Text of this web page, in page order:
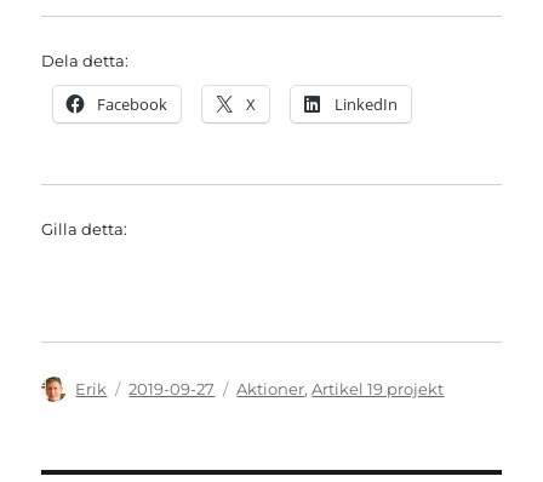
Dela detta:
Facebook X LinkedIn
Gilla detta:
Författare
Erik
Publicerat
2019-09-27 Kategorier
Aktioner,Artikel 19 projekt